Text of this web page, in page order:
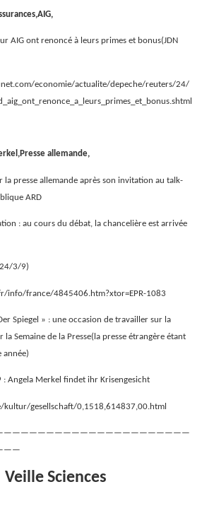
AIG ont renoncé à leurs primes et bonus(JDN
economie/actualite/depeche/reuters/24/
allemande,
la presse allemande après son invitation au talk-
ARD
: au cours du débat, la chancelière est arrivée
24/3/9)
info/france/4845406.htm?xtor=EPR-1083
Spiegel » : une occasion de travailler sur la
la Semaine de la Presse(la presse étrangère étant
année)
: Angela Merkel findet ihr Krisengesicht
kultur/gesellschaft/0,1518,614837,00.html
Veille Sciences